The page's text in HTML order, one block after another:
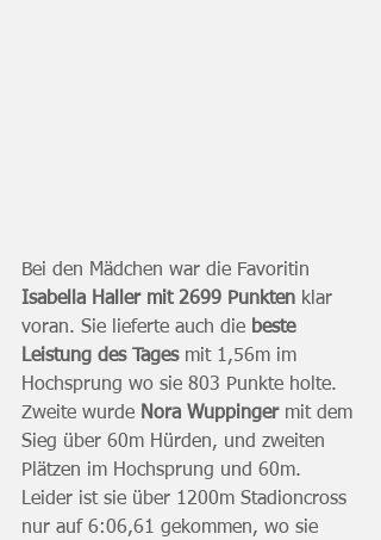
Bei den Mädchen war die Favoritin
Isabella Haller mit 2699 Punkten klar
voran. Sie lieferte auch die beste
Leistung des Tages mit 1,56m im
Hochsprung wo sie 803 Punkte holte.
Zweite wurde Nora Wuppinger mit dem
Sieg über 60m Hürden, und zweiten
Plätzen im Hochsprung und 60m.
Leider ist sie über 1200m Stadioncross
nur auf 6:06,61 gekommen, wo sie